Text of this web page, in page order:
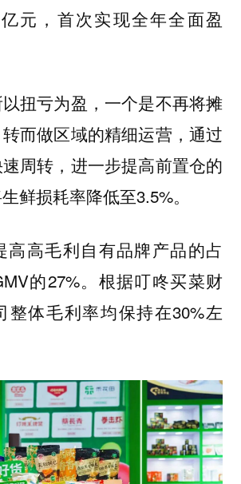
元，首次实现全年全面盈
扭亏为盈，一个是不再将摊
而做区域的精细运营，通过
周转，进一步提高前置仓的
鲜损耗率降低至3.5%。
高高毛利自有品牌产品的占
的27%。根据叮咚买菜财
整体毛利率均保持在30%左